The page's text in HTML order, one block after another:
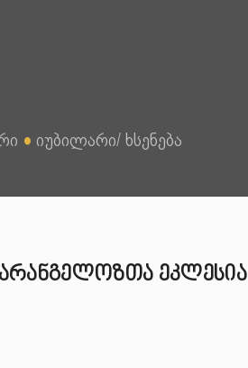
● იუბილარი/ ხსენება
ეკ­ლე­სია